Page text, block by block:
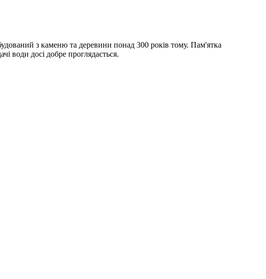
з каменю та деревини понад 300 років тому. Пам'ятка
води досі добре проглядається.